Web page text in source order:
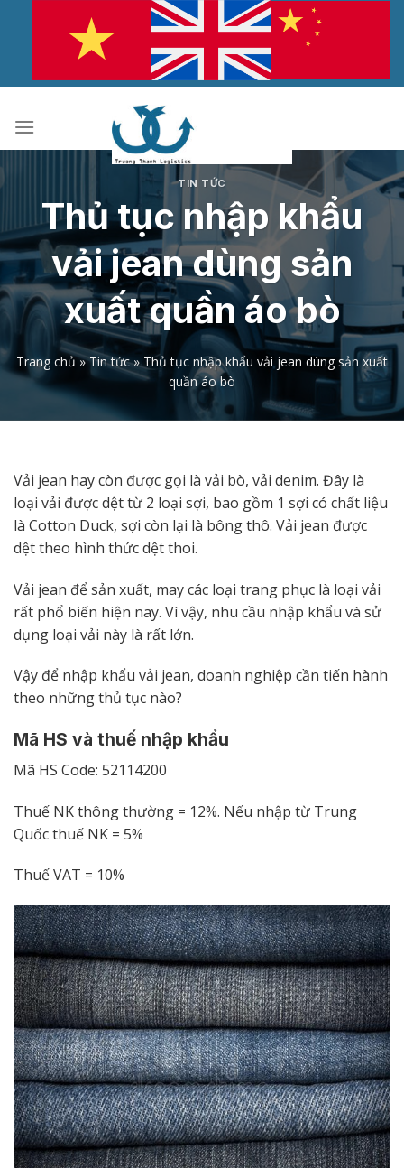
dung
TIN TỨC
Thủ tục nhập khẩu
vải jean dùng sản
xuất quần áo bò
Trang chủ»Tin tức»Thủ tục nhập khẩu vải jean dùng sản xuất
quần áo bò
Vải jean hay còn được gọi là vải bò, vải denim. Đây là
loại vải được dệt từ 2 loại sợi, bao gồm 1 sợi có chất liệu
là Cotton Duck, sợi còn lại là bông thô. Vải jean được
dệt theo hình thức dệt thoi.
Vải jean để sản xuất, may các loại trang phục là loại vải
rất phổ biến hiện nay. Vì vậy, nhu cầu nhập khẩu và sử
dụng loại vải này là rất lớn.
Vậy để nhập khẩu vải jean, doanh nghiệp cần tiến hành
theo những thủ tục nào?
Mã HS và thuế nhập khẩu
Mã HS Code: 52114200
Thuế NK thông thường = 12%. Nếu nhập từ Trung
Quốc thuế NK = 5%
Thuế VAT = 10%